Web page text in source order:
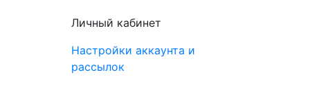
Личный кабинет
Настройки аккаунта и
рассылок